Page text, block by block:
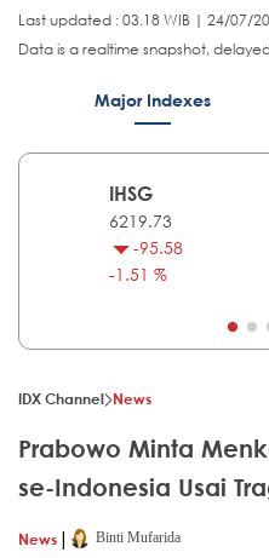
Last updated : 03.18 WIB | 24/07/
Data is a realtime snapshot,
Major Indexes
IHSG
6219.73
-95.58
-1.51 %
IDX Channel News
Prabowo Minta
se-Indonesia Usai
News |
Binti Mufarida